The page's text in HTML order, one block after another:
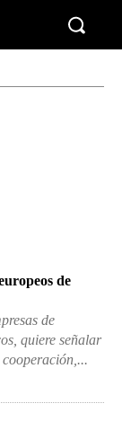
de
de
quiere señalar